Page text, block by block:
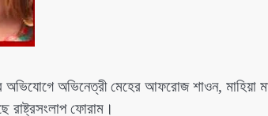
অভিনেত্রী মেহের আফরোজ শাওন, মাহিয়া
রাষ্ট্রসংলাপ ফোরাম।